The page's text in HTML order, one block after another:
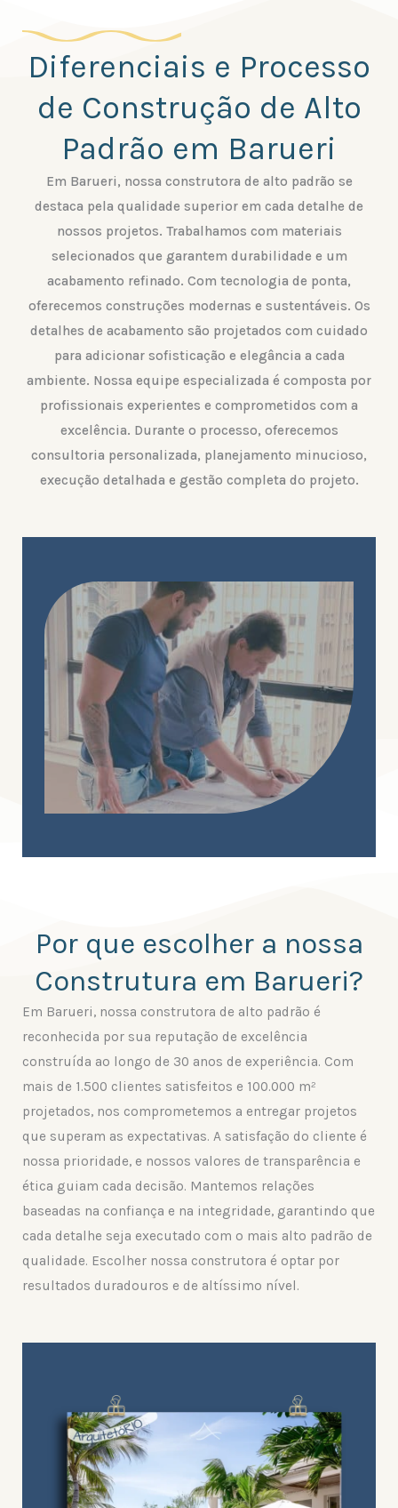
Diferenciais e Processo
de Construção de Alto
Padrão em Barueri
Em Barueri, nossa construtora de alto padrão se
destaca pela qualidade superior em cada detalhe de
nossos projetos. Trabalhamos com materiais
selecionados que garantem durabilidade e um
acabamento refinado. Com tecnologia de ponta,
oferecemos construções modernas e sustentáveis. Os
detalhes de acabamento são projetados com cuidado
para adicionar sofisticação e elegância a cada
ambiente. Nossa equipe especializada é composta por
profissionais experientes e comprometidos com a
excelência. Durante o processo, oferecemos
consultoria personalizada, planejamento minucioso,
execução detalhada e gestão completa do projeto.
Por que escolher a nossa
Construtura em Barueri?
Em Barueri, nossa construtora de alto padrão é
reconhecida por sua reputação de excelência
construída ao longo de 30 anos de experiência. Com
mais de 1.500 clientes satisfeitos e 100.000 m²
projetados, nos comprometemos a entregar projetos
que superam as expectativas. A satisfação do cliente é
nossa prioridade, e nossos valores de transparência e
ética guiam cada decisão. Mantemos relações
baseadas na confiança e na integridade, garantindo que
cada detalhe seja executado com o mais alto padrão de
qualidade. Escolher nossa construtora é optar por
resultados duradouros e de altíssimo nível.